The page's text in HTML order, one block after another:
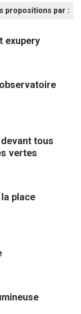
propositions par :
exupery
tous
vertes
place